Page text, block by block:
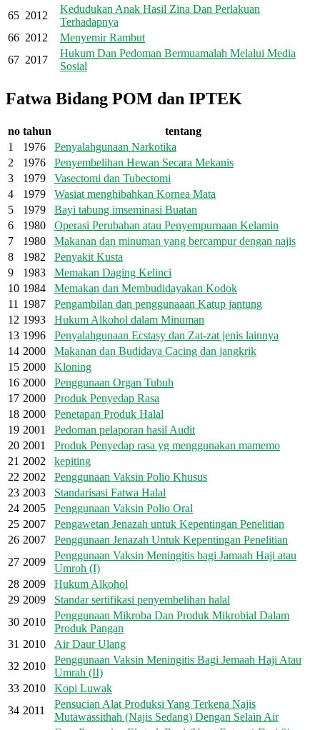
65 2012
Kedudukan Anak Hasil Zina Dan Perlakuan
Terhadapnya
66 2012
Menyemir Rambut
67 2017
Hukum Dan Pedoman Bermuamalah Melalui Media
Sosial
Fatwa Bidang POM dan IPTEK
no tahun
tentang
1
1976
Penyalahgunaan Narkotika
2
1976
Penyembelihan Hewan Secara Mekanis
3
1979
Vasectomi dan Tubectomi
4
1979
Wasiat menghibahkan Kornea Mata
5
1979
Bayi tabung imseminasi Buatan
6
1980
Operasi Perubahan atau Penyempurnaan Kelamin
7
1980
Makanan dan minuman yang bercampur dengan najis
8
1982
Penyakit Kusta
9
1983
Memakan Daging Kelinci
10 1984
Memakan dan Membudidayakan Kodok
11 1987
Pengambilan dan penggunaaan Katup jantung
12 1993
Hukum Alkohol dalam Minuman
13 1996
Penyalahgunaan Ecstasy dan Zat-zat jenis lainnya
14 2000
Makanan dan Budidaya Cacing dan jangkrik
15 2000
Kloning
16 2000
Penggunaan Organ Tubuh
17 2000
Produk Penyedap Rasa
18 2000
Penetapan Produk Halal
19 2001
Pedoman pelaporan hasil Audit
20 2001
Produk Penyedap rasa yg menggunakan mamemo
21 2002
kepiting
22 2002
Penggunaan Vaksin Polio Khusus
23 2003
Standarisasi Fatwa Halal
24 2005
Penggunaan Vaksin Polio Oral
25 2007
Pengawetan Jenazah untuk Kepentingan Penelitian
26 2007
Penggunaan Jenazah Untuk Kepentingan Penelitian
27 2009
Penggunaan Vaksin Meningitis bagi Jamaah Haji atau
Umroh (I)
28 2009
Hukum Alkohol
29 2009
Standar sertifikasi penyembelihan halal
30 2010
Penggunaan Mikroba Dan Produk Mikrobial Dalam
Produk Pangan
31 2010
Air Daur Ulang
32 2010
Penggunaan Vaksin Meningitis Bagi Jemaah Haji Atau
Umrah (II)
33 2010
Kopi Luwak
34 2011
Pensucian Alat Produksi Yang Terkena Najis
Mutawassithah (Najis Sedang) Dengan Selain Air